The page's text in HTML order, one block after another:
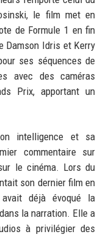
le film met en
de Formule 1 en fin
Damson Idris et Kerry
ses séquences de
avec des caméras
Prix, apportant un
intelligence et sa
commentaire sur
le cinéma. Lors du
son dernier film en
déjà évoqué la
la narration. Elle a
à privilégier des